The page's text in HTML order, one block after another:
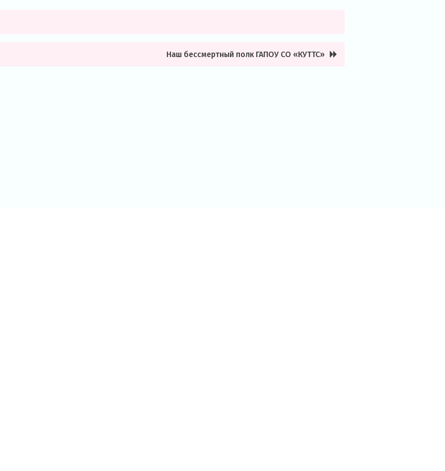
Наш бессмертный полк ГАПОУ СО «КУТТС»